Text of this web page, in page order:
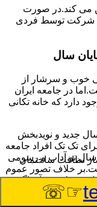
می کند.در صورت
شرکت توسط فردی
سال
خوب و سرشار از
در جامعه ایران
دارد که خانه تکانی
جدید و نویدبخش
تک تک افراد جامعه
سال نو آداب و رسومی
خلاف تصور عموم
به نظر می آید اگر
به برخی از نکات توجه
نظافت ساختمان
☞☏